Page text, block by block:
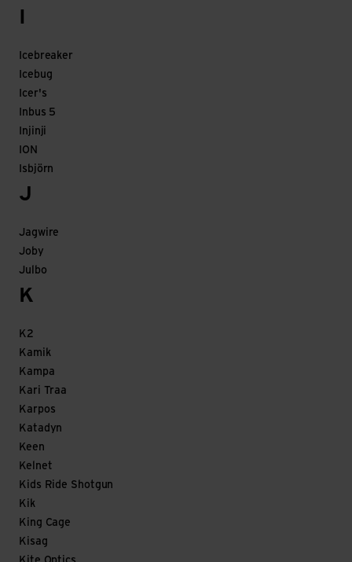
Icebreaker
Icebug
Icer's
Inbus 5
Injinji
ION
Isbjörn
J
Jagwire
Joby
Julbo
K
K2
Kamik
Kampa
Kari Traa
Karpos
Katadyn
Keen
Kelnet
Kids Ride Shotgun
Kik
King Cage
Kisag